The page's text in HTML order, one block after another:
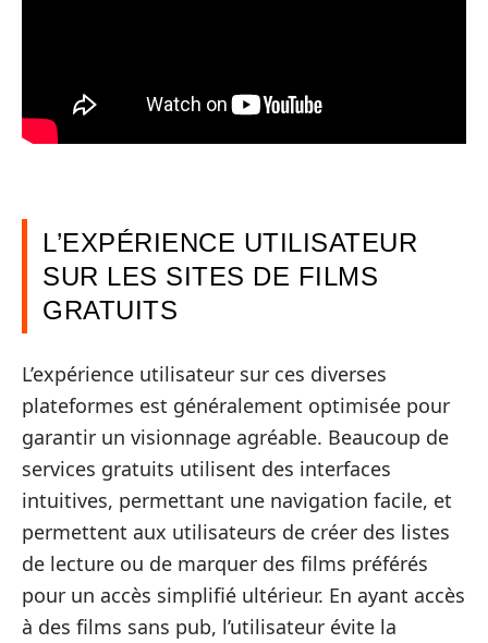
L’EXPÉRIENCE UTILISATEUR
SUR LES SITES DE FILMS
GRATUITS
L’expérience utilisateur sur ces diverses
plateformes est généralement optimisée pour
garantir un visionnage agréable. Beaucoup de
services gratuits utilisent des interfaces
intuitives, permettant une navigation facile, et
permettent aux utilisateurs de créer des listes
de lecture ou de marquer des films préférés
pour un accès simplifié ultérieur. En ayant accès
à des films sans pub, l’utilisateur évite la